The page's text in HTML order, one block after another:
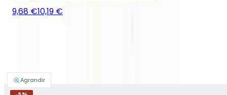
Agrandir
9,68 €10,19 €